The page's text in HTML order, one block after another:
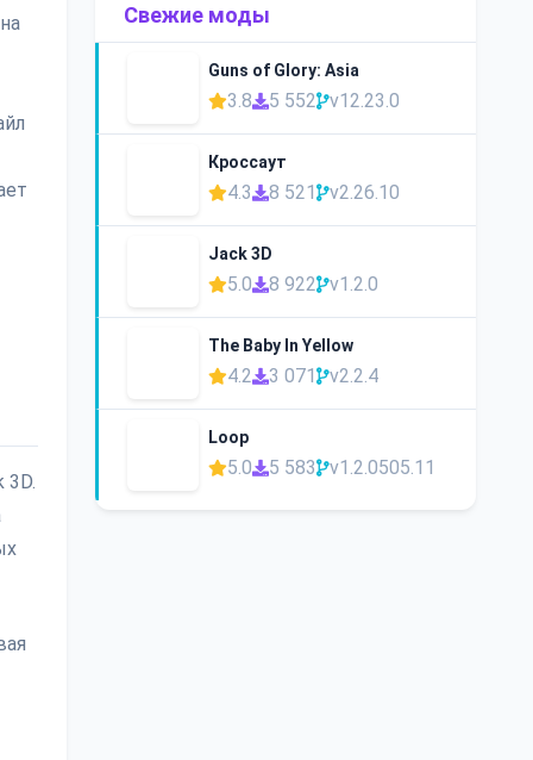
3D.
Свежие моды
Guns of Glory: Asia
3.8 5 552 v12.23.0
Кроссаут
4.3 8 521 v2.26.10
Jack 3D
5.0 8 922 v1.2.0
The Baby In Yellow
4.2 3 071 v2.2.4
Loop
5.0 5 583 v1.2.0505.11